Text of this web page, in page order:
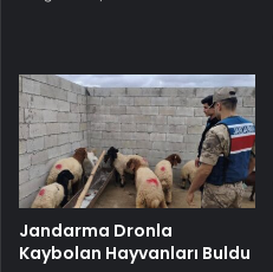
Jandarma Dronla
Kaybolan Hayvanları Buldu